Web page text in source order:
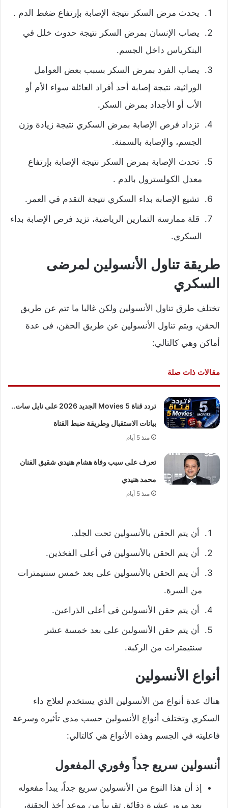
يحدث مرض السكر نتيجة الإصابة بإرتفاع ضغط الدم .
يصاب الإنسان بمرض السكر نتيجة حدوث خلل في
البنكرياس داخل الجسم.
يصاب الفرد بمرض السكر بسبب بعض العوامل
الوراثية، نتيجة إصابة أحد أفراد العائلة سواء الأم أو
الأب أو الأجداد بمرض السكر.
تزداد فرص الإصابة بمرض السكري نتيجة زيادة وزن
الجسم، والإصابة بالسمنة.
تحدث الإصابة بمرض السكر نتيجة الإصابة بإرتفاع
معدل الكولسترول بالدم .
تشيع الإصابة بداء السكري نتيجة التقدم في العمر.
قلة ممارسة التمارين الرياضية، تزيد فرص الإصابة بداء
السكري.
طريقة تناول الأنسولين لمرضى
السكري
تختلف طرق تناول الأنسولين ولكن غالبا ما تتم عن طريق
الحقن، ويتم تناول الأنسولين عن طريق الحقن، فى عدة
أماكن وهي كالتالي:
مقالات ذات صلة
تردد قناة 5 Movies الجديد 2026 على نايل سات..
بيانات الاستقبال وطريقة ضبط القناة
منذ 5 أيام
تعرف على سبب وفاة هشام هنيدي شقيق الفنان
محمد هنيدي
منذ 5 أيام
أن يتم الحقن بالأنسولين تحت الجلد.
أن يتم الحقن بالأنسولين في أعلى الفخذين.
أن يتم الحقن بالأنسولين على بعد خمس سنتيمترات
من السرة.
أن يتم حقن الأنسولين فى أعلى الذراعين.
أن يتم حقن الأنسولين على بعد خمسة عشر
سنتيمترات من الركبة.
أنواع الأنسولين
هناك عدة أنواع من الأنسولين الذي يستخدم لعلاج داء
السكري وتختلف أنواع الأنسولين حسب مدى تأثيره وسرعة
فاعليته في الجسم وهذه الأنواع هي كالتالي:
أنسولين سريع جداً وفوري المفعول
إذ أن هذا النوع من الأنسولين سريع جداً، يبدأ مفعوله
بعد مرور عشرة دقائق تقريباً من موعد أخذ الحقنة،